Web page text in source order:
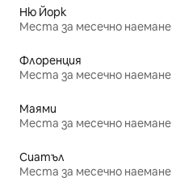
Ню Йорк
Места за месечно наемане
Флоренция
Места за месечно наемане
Маями
Места за месечно наемане
Сиатъл
Места за месечно наемане